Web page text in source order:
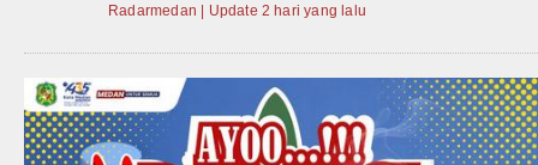
Radarmedan | Update 2 hari yang lalu